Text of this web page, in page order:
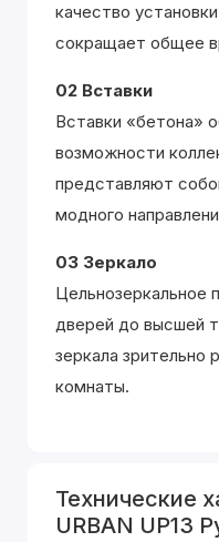
качество
сокращает общее
02 Вставки
Вставки «бетона»
возможности
представляют
модного
03 Зеркало
Цельнозеркальное
дверей до высшей
зеркала зрительно
комнаты.
Технические
URBAN UP13